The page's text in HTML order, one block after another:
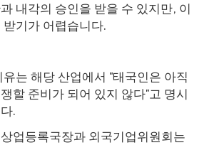
내각의 승인을 받을 수 있지만, 이
기가 어렵습니다.
는 해당 산업에서 "태국인은 아직
할 준비가 되어 있지 않다"고 명시
.
업등록국장과 외국기업위원회는